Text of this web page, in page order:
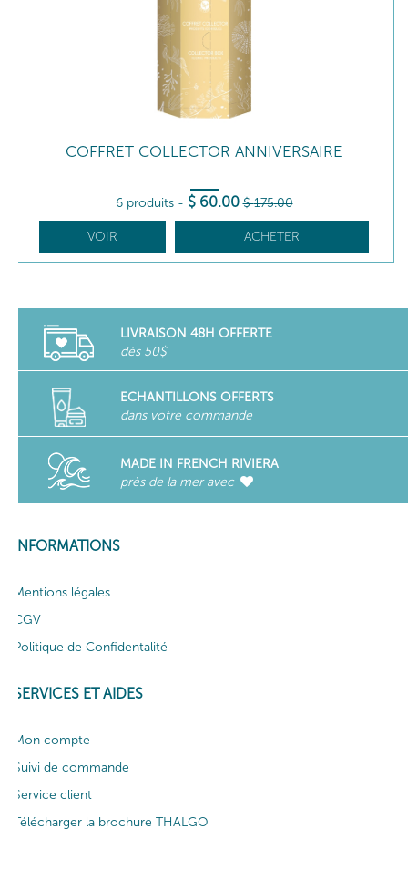
COFFRET COLLECTOR ANNIVERSAIRE
6 produits - $ 60.00 $ 175.00
VOIR ACHETER
LIVRAISON 48H OFFERTE
dès 50$
ECHANTILLONS OFFERTS
dans votre commande
MADE IN FRENCH RIVIERA
près de la mer avec
INFORMATIONS
Mentions légales
CGV
Politique de Confidentalité
SERVICES ET AIDES
Mon compte
Suivi de commande
Service client
Télécharger la brochure THALGO